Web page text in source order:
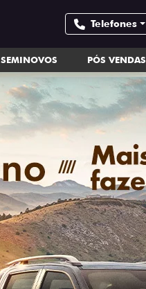
Telefones
SEMINOVOS PÓS VENDAS